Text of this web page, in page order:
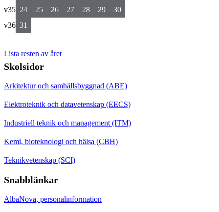
v35 24 25 26 27 28 29
30
v36 31
Lista resten av året
Skolsidor
Arkitektur och samhällsbyggnad (ABE)
Elektroteknik och datavetenskap (EECS)
Industriell teknik och management (ITM)
Kemi, bioteknologi och hälsa (CBH)
Teknikvetenskap (SCI)
Snabblänkar
AlbaNova, personalinformation